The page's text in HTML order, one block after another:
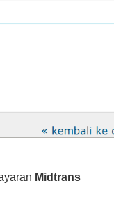
Midtrans